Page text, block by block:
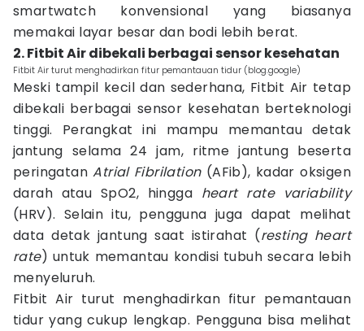
smartwatch konvensional yang biasanya
memakai layar besar dan bodi lebih berat.
2. Fitbit Air dibekali berbagai sensor kesehatan
Fitbit Air turut menghadirkan fitur pemantauan tidur (blog.google)
Meski tampil kecil dan sederhana, Fitbit Air tetap
dibekali berbagai sensor kesehatan berteknologi
tinggi. Perangkat ini mampu memantau detak
jantung selama 24 jam, ritme jantung beserta
peringatanAtrial Fibrilation(AFib), kadar oksigen
darah atau SpO2, hingga heart rate variability
(HRV). Selain itu, pengguna juga dapat melihat
data detak jantung saat istirahat (resting heart
rate) untuk memantau kondisi tubuh secara lebih
menyeluruh.
Fitbit Air turut menghadirkan fitur pemantauan
tidur yang cukup lengkap. Pengguna bisa melihat